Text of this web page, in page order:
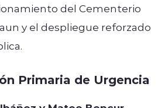
del Cementerio
y el despliegue reforzado
Primaria de Urgencia